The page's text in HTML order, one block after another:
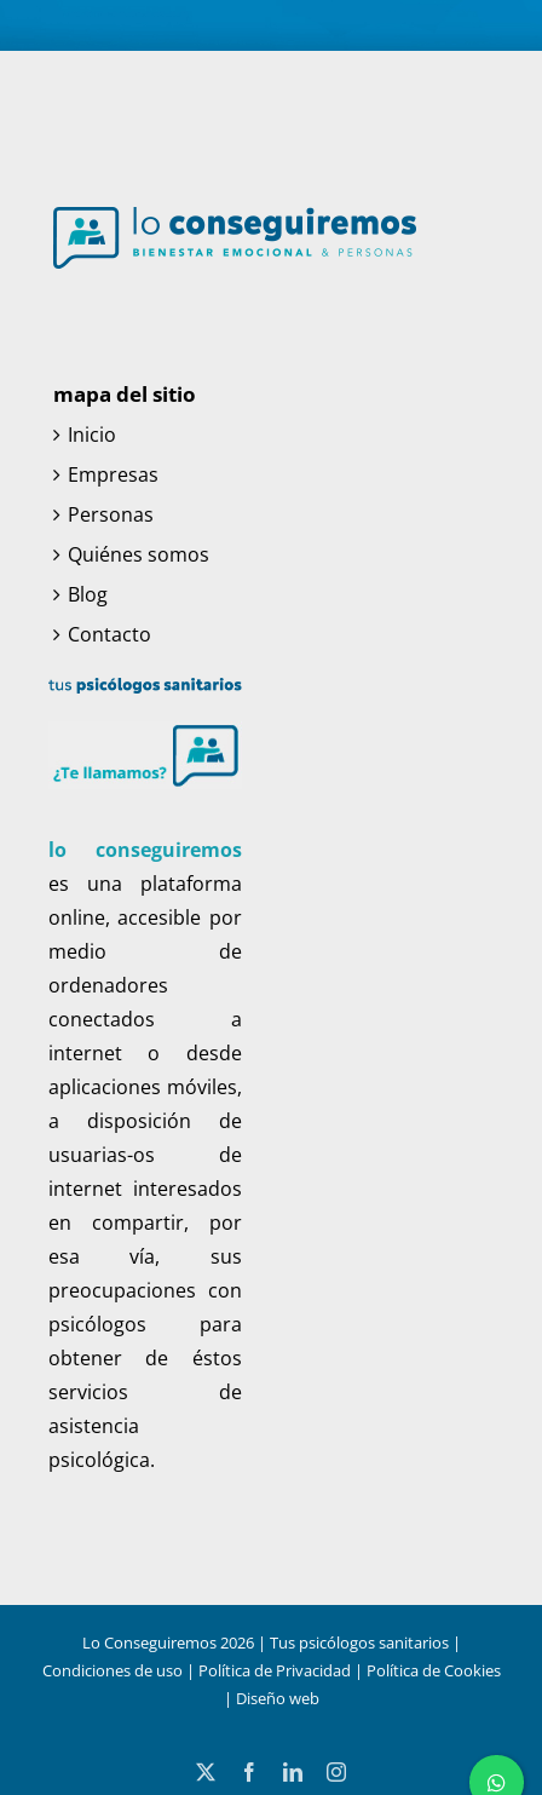
mapa del sitio
Inicio
Empresas
Personas
Quiénes somos
Blog
Contacto
lo conseguiremos
es una plataforma
online, accesible por
medio de
ordenadores
conectados a
internet o desde
aplicaciones móviles,
a disposición de
usuarias-os de
internet interesados
en compartir, por
esa vía, sus
preocupaciones con
psicólogos para
obtener de éstos
servicios de
asistencia
psicológica.
Lo Conseguiremos2026| Tus psicólogos sanitarios |
Condiciones de uso | Política de Privacidad | Política de Cookies
| Diseño web
FacebookLinkedInInstagram